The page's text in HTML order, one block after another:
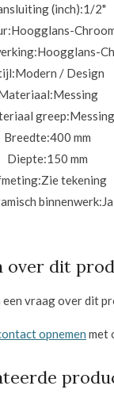
(inch):1/2"
Hoogglans-
Hoogglans-
Modern / Design
Messing
greep:Messing
Breedte:400 mm
Diepte:150 mm
Zie tekening
binnenwerk:Ja
over dit
een vraag over dit
opnemen met